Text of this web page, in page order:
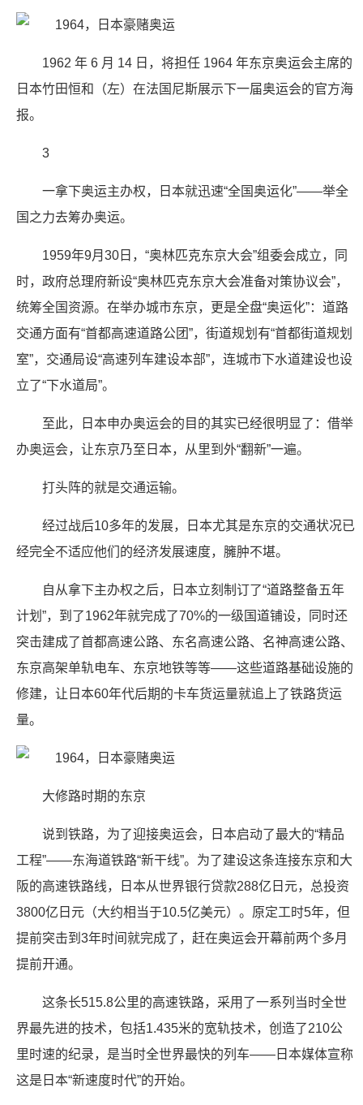
1962 年 6 月 14 日，将担任 1964 年东京奥运会主席的
日本竹田恒和（左）在法国尼斯展示下一届奥运会的官方海
报。
3
一拿下奥运主办权，日本就迅速“全国奥运化”——举全
国之力去筹办奥运。
1959年9月30日，“奥林匹克东京大会”组委会成立，同
时，政府总理府新设“奥林匹克东京大会准备对策协议会”，
统筹全国资源。在举办城市东京，更是全盘“奥运化”：道路
交通方面有“首都高速道路公团”，街道规划有“首都街道规划
室”，交通局设“高速列车建设本部”，连城市下水道建设也设
立了“下水道局”。
至此，日本申办奥运会的目的其实已经很明显了：借举
办奥运会，让东京乃至日本，从里到外“翻新”一遍。
打头阵的就是交通运输。
经过战后10多年的发展，日本尤其是东京的交通状况已
经完全不适应他们的经济发展速度，臃肿不堪。
自从拿下主办权之后，日本立刻制订了“道路整备五年
计划”，到了1962年就完成了70%的一级国道铺设，同时还
突击建成了首都高速公路、东名高速公路、名神高速公路、
东京高架单轨电车、东京地铁等等——这些道路基础设施的
修建，让日本60年代后期的卡车货运量就追上了铁路货运
量。
大修路时期的东京
说到铁路，为了迎接奥运会，日本启动了最大的“精品
工程”——东海道铁路“新干线”。为了建设这条连接东京和大
阪的高速铁路线，日本从世界银行贷款288亿日元，总投资
3800亿日元（大约相当于10.5亿美元）。原定工时5年，但
提前突击到3年时间就完成了，赶在奥运会开幕前两个多月
提前开通。
这条长515.8公里的高速铁路，采用了一系列当时全世
界最先进的技术，包括1.435米的宽轨技术，创造了210公
里时速的纪录，是当时全世界最快的列车——日本媒体宣称
这是日本“新速度时代”的开始。